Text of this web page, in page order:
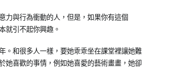
力與行為衝動的人，但是，如果你有這個
就引不起你興趣。
。和很多人一樣，要她乖乖坐在課堂裡讓她難
她喜歡的事情，例如她喜愛的藝術畫畫，她卻